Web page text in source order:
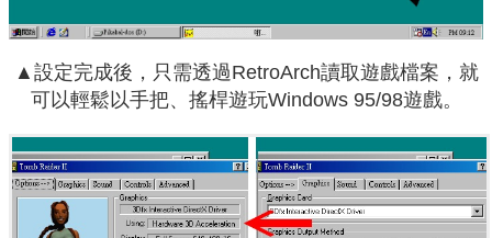
▲設定完成後，只需透過RetroArch讀取遊戲檔案，就
可以輕鬆以手把、搖桿遊玩Windows 95/98遊戲。